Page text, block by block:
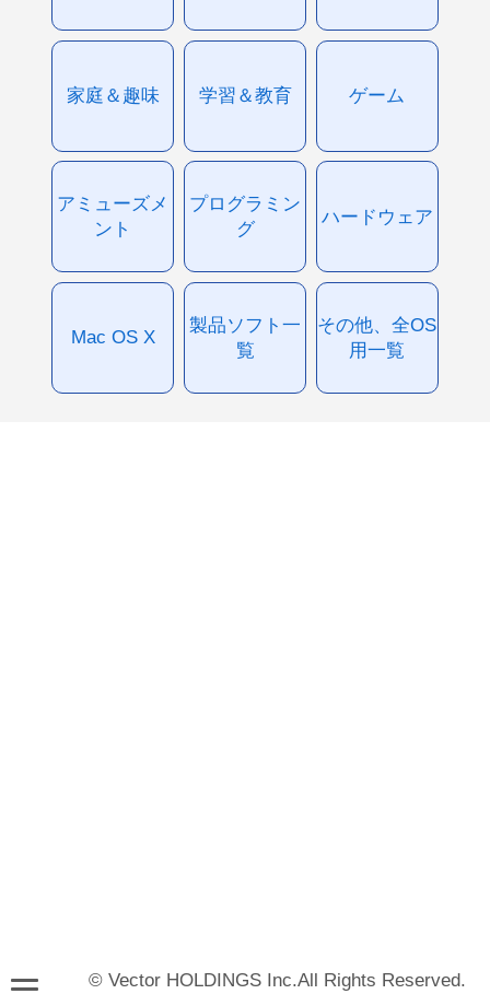
家庭＆趣味 学習＆教育 ゲーム
アミューズメ
ント
プログラミン
グ
ハードウェア
Mac OS X
製品ソフト一
覧
その他、全OS
用一覧
© Vector HOLDINGS Inc.All Rights Reserved.